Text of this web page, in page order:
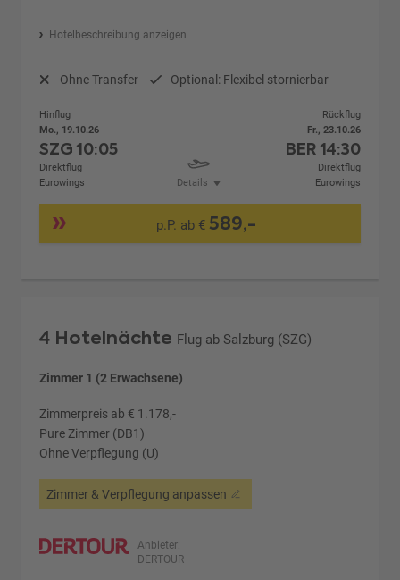
Hotelbeschreibung anzeigen
Ohne Transfer Optional: Flexibel stornierbar
Hinflug
Mo., 19.10.26
SZG10:05
Direktflug
Eurowings
Details
Rückflug
Fr., 23.10.26
BER 14:30
Direktflug
Eurowings
p.P. ab € 589,-
4 Hotelnächte Flug ab Salzburg (SZG)
Zimmer 1 (2 Erwachsene)
Zimmerpreis ab € 1.178,-
Pure Zimmer (DB1)
Ohne Verpflegung (U)
Zimmer & Verpflegung anpassen
Anbieter:
DERTOUR